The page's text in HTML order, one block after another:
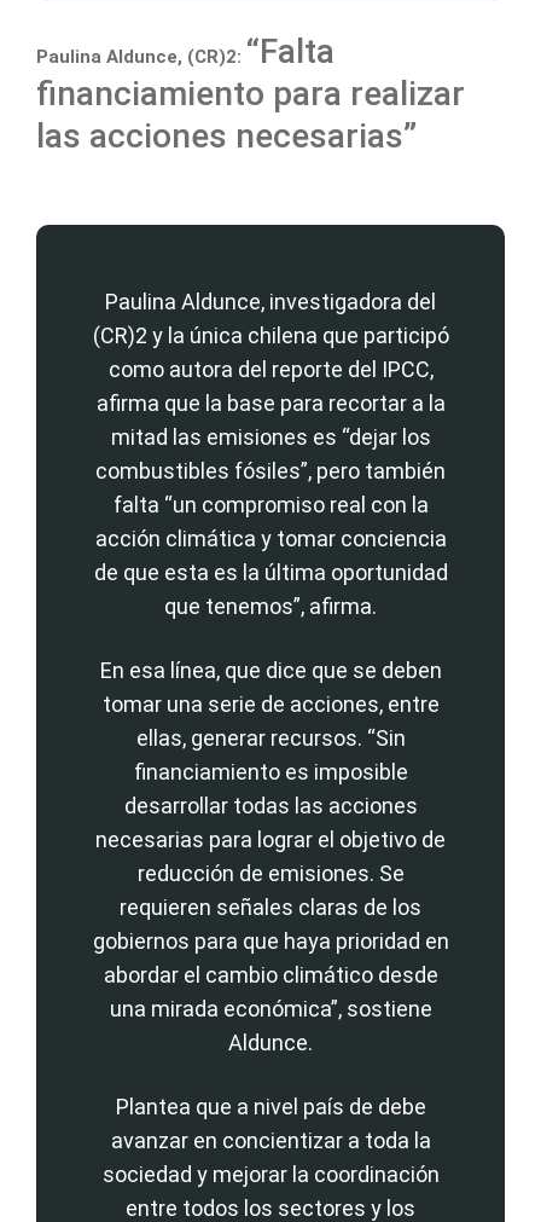
Paulina Aldunce, (CR)2: “Falta
financiamiento para realizar
las acciones necesarias”
Paulina Aldunce, investigadora del
(CR)2 y la única chilena que participó
como autora del reporte del IPCC,
afirma que la base para recortar a la
mitad las emisiones es “dejar los
combustibles fósiles”, pero también
falta “un compromiso real con la
acción climática y tomar conciencia
de que esta es la última oportunidad
que tenemos”, afirma.
En esa línea, que dice que se deben
tomar una serie de acciones, entre
ellas, generar recursos. “Sin
financiamiento es imposible
desarrollar todas las acciones
necesarias para lograr el objetivo de
reducción de emisiones. Se
requieren señales claras de los
gobiernos para que haya prioridad en
abordar el cambio climático desde
una mirada económica”, sostiene
Aldunce.
Plantea que a nivel país de debe
avanzar en concientizar a toda la
sociedad y mejorar la coordinación
entre todos los sectores y los